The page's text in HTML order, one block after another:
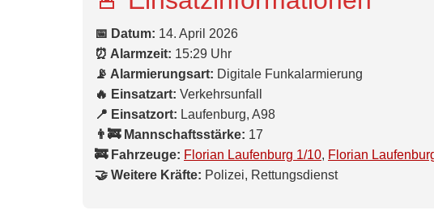
📅 Datum: 14. April 2026
⏰ Alarmzeit: 15:29 Uhr
📡 Alarmierungsart: Digitale Funkalarmierung
🔥 Einsatzart: Verkehrsunfall
📍 Einsatzort: Laufenburg, A98
👨‍🚒 Mannschaftsstärke: 17
🚒 Fahrzeuge: Florian Laufenburg 1/10, Florian
🤝 Weitere Kräfte: Polizei, Rettungsdienst